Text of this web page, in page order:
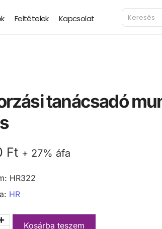
Feltételek Kapcsolat
tanácsadó
Ft + 27% áfa
HR322
HR
Kosárba teszem